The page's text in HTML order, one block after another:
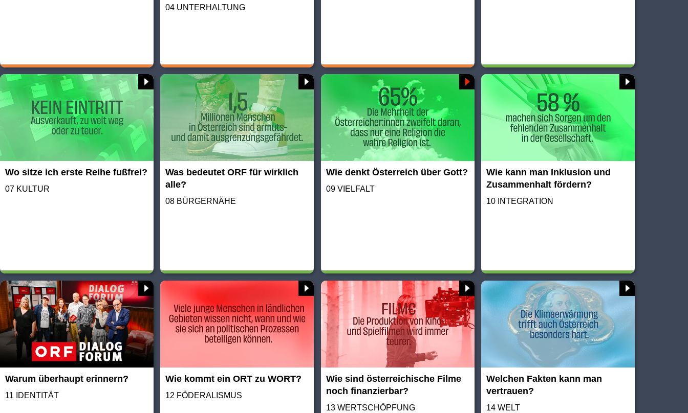
04 UNTERHALTUNG
Wo sitze ich erste Reihe fußfrei?
07 KULTUR
Was bedeutet ORF für wirklich
alle?
08 BÜRGERNÄHE
Wie denkt Österreich über Gott?
09 VIELFALT
Wie kann man Inklusion und
Zusammenhalt fördern?
10 INTEGRATION
Warum überhaupt erinnern?
11 IDENTITÄT
Wie kommt ein ORT zu WORT?
12 FÖDERALISMUS
Wie sind österreichische Filme
noch finanzierbar?
13 WERTSCHÖPFUNG
Welchen Fakten kann man
vertrauen?
14 WELT